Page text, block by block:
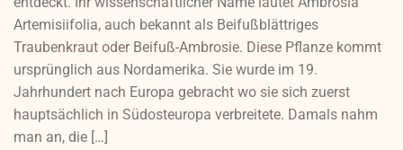
Artemisiifolia, auch bekannt als Beifußblättriges
Traubenkraut oder Beifuß-Ambrosie. Diese Pflanze kommt
ursprünglich aus Nordamerika. Sie wurde im 19.
Jahrhundert nach Europa gebracht wo sie sich zuerst
hauptsächlich in Südosteuropa verbreitete. Damals nahm
man an, die […]